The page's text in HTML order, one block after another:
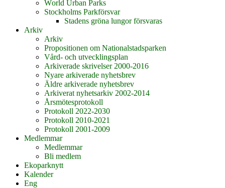
World Urban Parks
Stockholms Parkförsvar
Stadens gröna lungor försvaras
Arkiv
Arkiv
Propositionen om Nationalstadsparken
Vård- och utvecklingsplan
Arkiverade skrivelser 2000-2016
Nyare arkiverade nyhetsbrev
Äldre arkiverade nyhetsbrev
Arkiverat nyhetsarkiv 2002-2014
Årsmötesprotokoll
Protokoll 2022-2030
Protokoll 2010-2021
Protokoll 2001-2009
Medlemmar
Medlemmar
Bli medlem
Ekoparknytt
Kalender
Eng